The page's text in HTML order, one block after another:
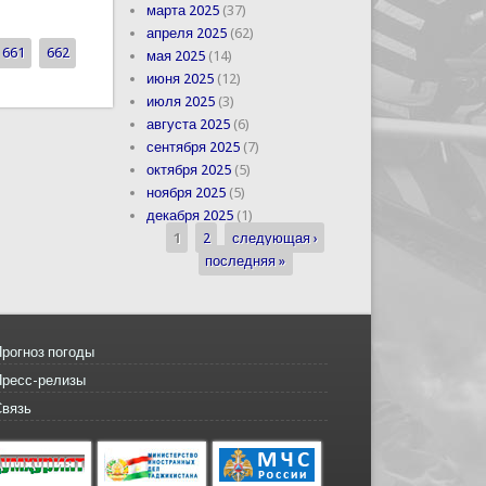
(ВИДЕО)
661
662
марта 2025(37)
апреля 2025(62)
мая 2025(14)
июня 2025(12)
июля 2025(3)
августа 2025(6)
сентября 2025(7)
октября 2025(5)
ноября 2025(5)
декабря 2025(1)
Страницы
1 2
следующая ›
последняя »
погоды
релизы